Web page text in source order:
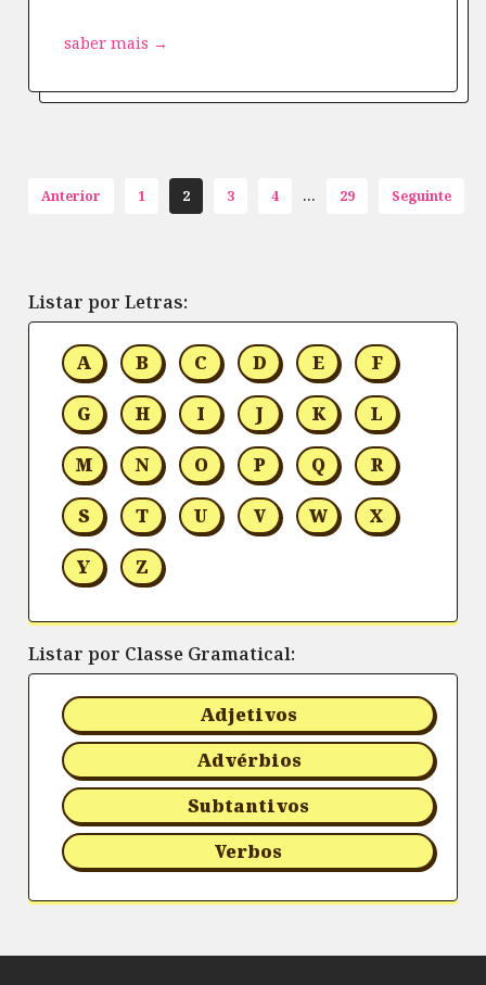
saber mais →
Anterior 1 2 3 4 ... 29 Seguinte
Listar por Letras:
A B C D E F
G H I J K L
M N O P Q R
S T U V W X
Y Z
Listar por Classe Gramatical:
Adjetivos
Advérbios
Subtantivos
Verbos